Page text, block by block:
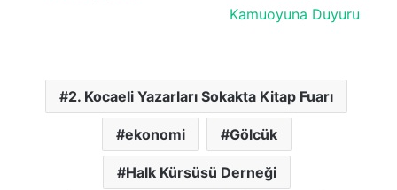
Kamuoyuna Duyuru
2. Kocaeli Yazarları Sokakta Kitap Fuarı
ekonomi Gölcük
Halk Kürsüsü Derneği